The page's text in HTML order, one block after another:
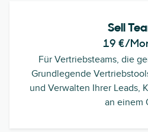
Sell
19 €/
Für Vertriebsteams, die
Grundlegende
und Verwalten Ihrer Leads,
an einem